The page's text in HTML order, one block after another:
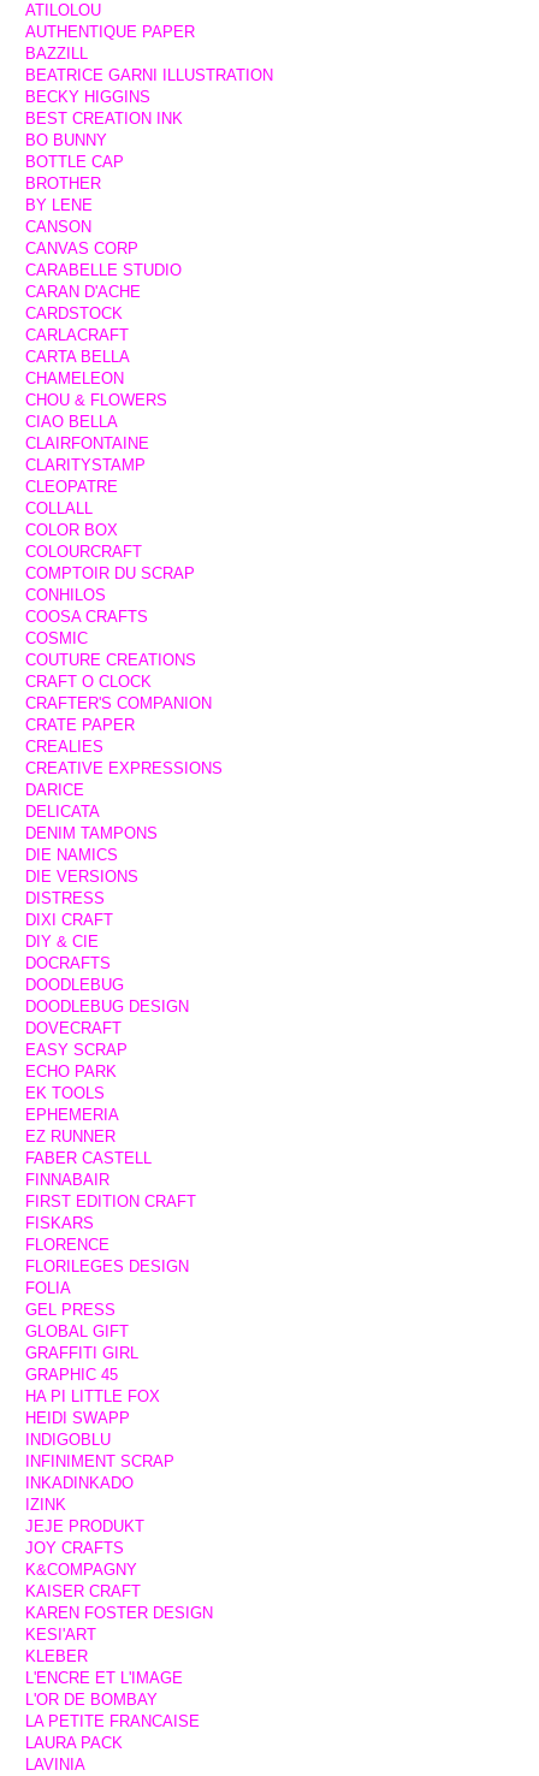
ATILOLOU
AUTHENTIQUE PAPER
BAZZILL
BEATRICE GARNI ILLUSTRATION
BECKY HIGGINS
BEST CREATION INK
BO BUNNY
BOTTLE CAP
BROTHER
BY LENE
CANSON
CANVAS CORP
CARABELLE STUDIO
CARAN D'ACHE
CARDSTOCK
CARLACRAFT
CARTA BELLA
CHAMELEON
CHOU & FLOWERS
CIAO BELLA
CLAIRFONTAINE
CLARITYSTAMP
CLEOPATRE
COLLALL
COLOR BOX
COLOURCRAFT
COMPTOIR DU SCRAP
CONHILOS
COOSA CRAFTS
COSMIC
COUTURE CREATIONS
CRAFT O CLOCK
CRAFTER'S COMPANION
CRATE PAPER
CREALIES
CREATIVE EXPRESSIONS
DARICE
DELICATA
DENIM TAMPONS
DIE NAMICS
DIE VERSIONS
DISTRESS
DIXI CRAFT
DIY & CIE
DOCRAFTS
DOODLEBUG
DOODLEBUG DESIGN
DOVECRAFT
EASY SCRAP
ECHO PARK
EK TOOLS
EPHEMERIA
EZ RUNNER
FABER CASTELL
FINNABAIR
FIRST EDITION CRAFT
FISKARS
FLORENCE
FLORILEGES DESIGN
FOLIA
GEL PRESS
GLOBAL GIFT
GRAFFITI GIRL
GRAPHIC 45
HA PI LITTLE FOX
HEIDI SWAPP
INDIGOBLU
INFINIMENT SCRAP
INKADINKADO
IZINK
JEJE PRODUKT
JOY CRAFTS
K&COMPAGNY
KAISER CRAFT
KAREN FOSTER DESIGN
KESI'ART
KLEBER
L'ENCRE ET L'IMAGE
L'OR DE BOMBAY
LA PETITE FRANCAISE
LAURA PACK
LAVINIA